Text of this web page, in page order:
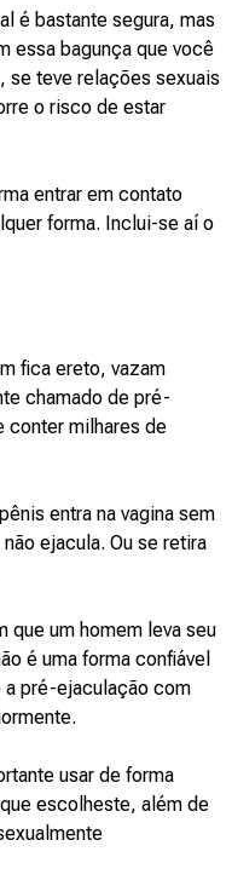
é bastante segura, mas
essa bagunça que você
teve relações sexuais
o risco de estar
entrar em contato
forma. Inclui-se aí o
fica ereto, vazam
chamado de pré-
conter milhares de
entra na vagina sem
ejacula. Ou se retira
um homem leva seu
é uma forma confiável
pré-ejaculação com
usar de forma
escolheste, além de